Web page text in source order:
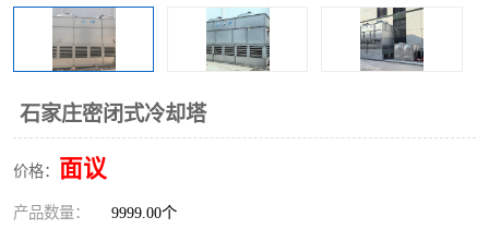
石家庄密闭式冷却塔
价格： 面议
产品数量： 9999.00个